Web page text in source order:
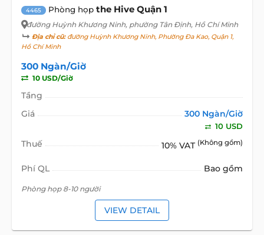
4465 Phòng họp the Hive Quận 1
đường Huỳnh Khương Ninh, phường Tân Định, Hồ Chí Minh
Địa chỉ cũ:đường Huỳnh Khương Ninh, Phường Đa Kao, Quận 1,
Hồ Chí Minh
300 Ngàn/Giờ
10 USD/Giờ
Tầng
Giá
300 Ngàn/Giờ
10 USD
Thuế 10% VAT (Không gồm)
Phí QL Bao gồm
Phòng họp 8-10 người
VIEW DETAIL